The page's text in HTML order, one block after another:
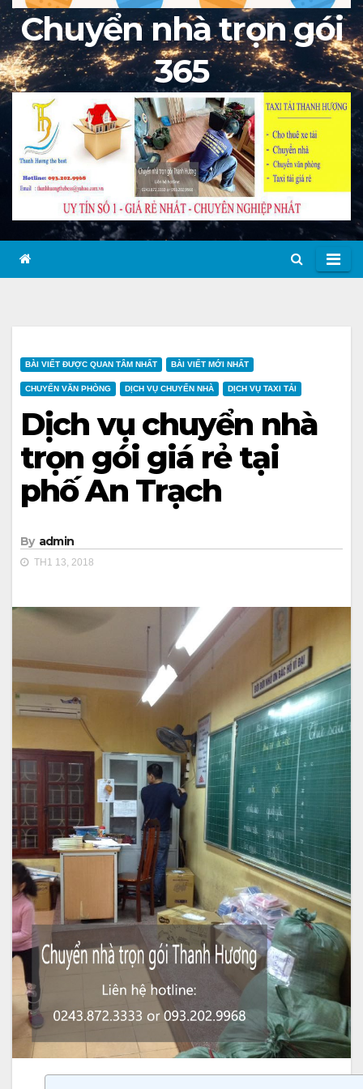
Chuyển nhà trọn gói
365
BÀI VIẾT ĐƯỢC QUAN TÂM NHẤT BÀI VIẾT MỚI NHẤT
CHUYỂN VĂN PHÒNG DỊCH VỤ CHUYỂN NHÀ DỊCH VỤ TAXI TẢI
Dịch vụ chuyển nhà
trọn gói giá rẻ tại
phố An Trạch
By admin
TH1 13, 2018